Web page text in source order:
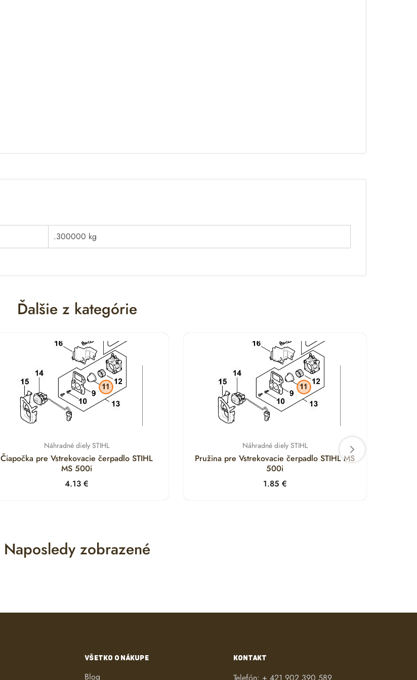
.300000 kg
Ďalšie z kategórie
Náhradné diely STIHL
Čiapočka pre Vstrekovacie čerpadlo STIHL
MS 500i
4.13€
Náhradné diely STIHL
Pružina pre Vstrekovacie čerpadlo STIHL MS
500i
1.85 €
Naposledy zobrazené
VŠETKO O NÁKUPE
Blog
KONTAKT
Telefón: + 421 902 390 589